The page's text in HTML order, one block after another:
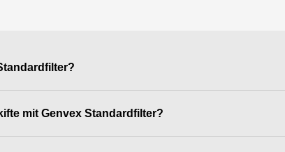
mit Genvex Standardfilter?